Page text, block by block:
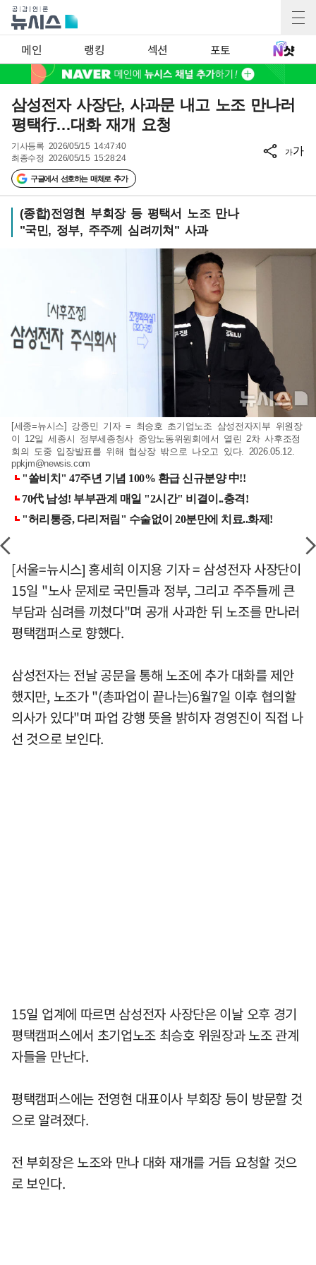
메인 랭킹 섹션 포토
삼성전자 사장단, 사과문 내고 노조 만나러
평택行…대화 재개 요청
기사등록 2026/05/15 14:47:40
최종수정 2026/05/15 15:28:24
구글에서 선호하는 매체로 추가
가가
(종합)전영현 부회장 등 평택서 노조 만나
"국민, 정부, 주주께 심려끼쳐" 사과
[세종=뉴시스] 강종민 기자 = 최승호 초기업노조 삼성전자지부 위원장
이 12일 세종시 정부세종청사 중앙노동위원회에서 열린 2차 사후조정
회의 도중 입장발표를 위해 협상장 밖으로 나오고 있다. 2026.05.12.
ppkjm@newsis.com
[서울=뉴시스] 홍세희 이지용 기자 = 삼성전자 사장단이
15일 "노사 문제로 국민들과 정부, 그리고 주주들께 큰
부담과 심려를 끼쳤다"며 공개 사과한 뒤 노조를 만나러
평택캠퍼스로 향했다.
삼성전자는 전날 공문을 통해 노조에 추가 대화를 제안
했지만, 노조가 "(총파업이 끝나는)6월7일 이후 협의할
의사가 있다"며 파업 강행 뜻을 밝히자 경영진이 직접 나
선 것으로 보인다.
15일 업계에 따르면 삼성전자 사장단은 이날 오후 경기
평택캠퍼스에서 초기업노조 최승호 위원장과 노조 관계
자들을 만난다.
평택캠퍼스에는 전영현 대표이사 부회장 등이 방문할 것
으로 알려졌다.
전 부회장은 노조와 만나 대화 재개를 거듭 요청할 것으
로 보인다.